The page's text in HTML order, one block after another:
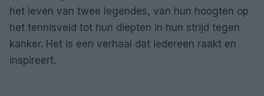
het leven van twee legendes, van hun hoogten op
het tennisveld tot hun diepten in hun strijd tegen
kanker. Het is een verhaal dat iedereen raakt en
inspireert.